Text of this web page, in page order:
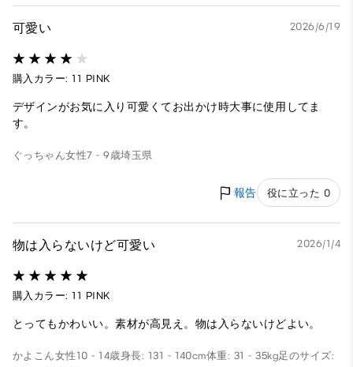
可愛い 2026/6/19
購入カラー: 11 PINK
デザインがお気に入り可愛くてお出かけ時大事に使用してま
す。
ぐっちゃん女性7 - 9歳埼玉県
報告 役に立った 0
物は入らないけど可愛い 2026/1/4
購入カラー: 11 PINK
とってもかわいい。素材が高見え。物は入らないけどよい。
かよこん女性 10 - 14歳身長: 131 - 140cm体重: 31 - 35kg足のサイズ: